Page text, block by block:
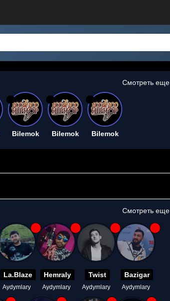
Смотреть еще
Bilemok Bilemok Bilemok
Смотреть еще
La.Blaze
Aydymlary
Hemraly
Aydymlary
Twist
Aydymlary
Bazigar
Aydymlary